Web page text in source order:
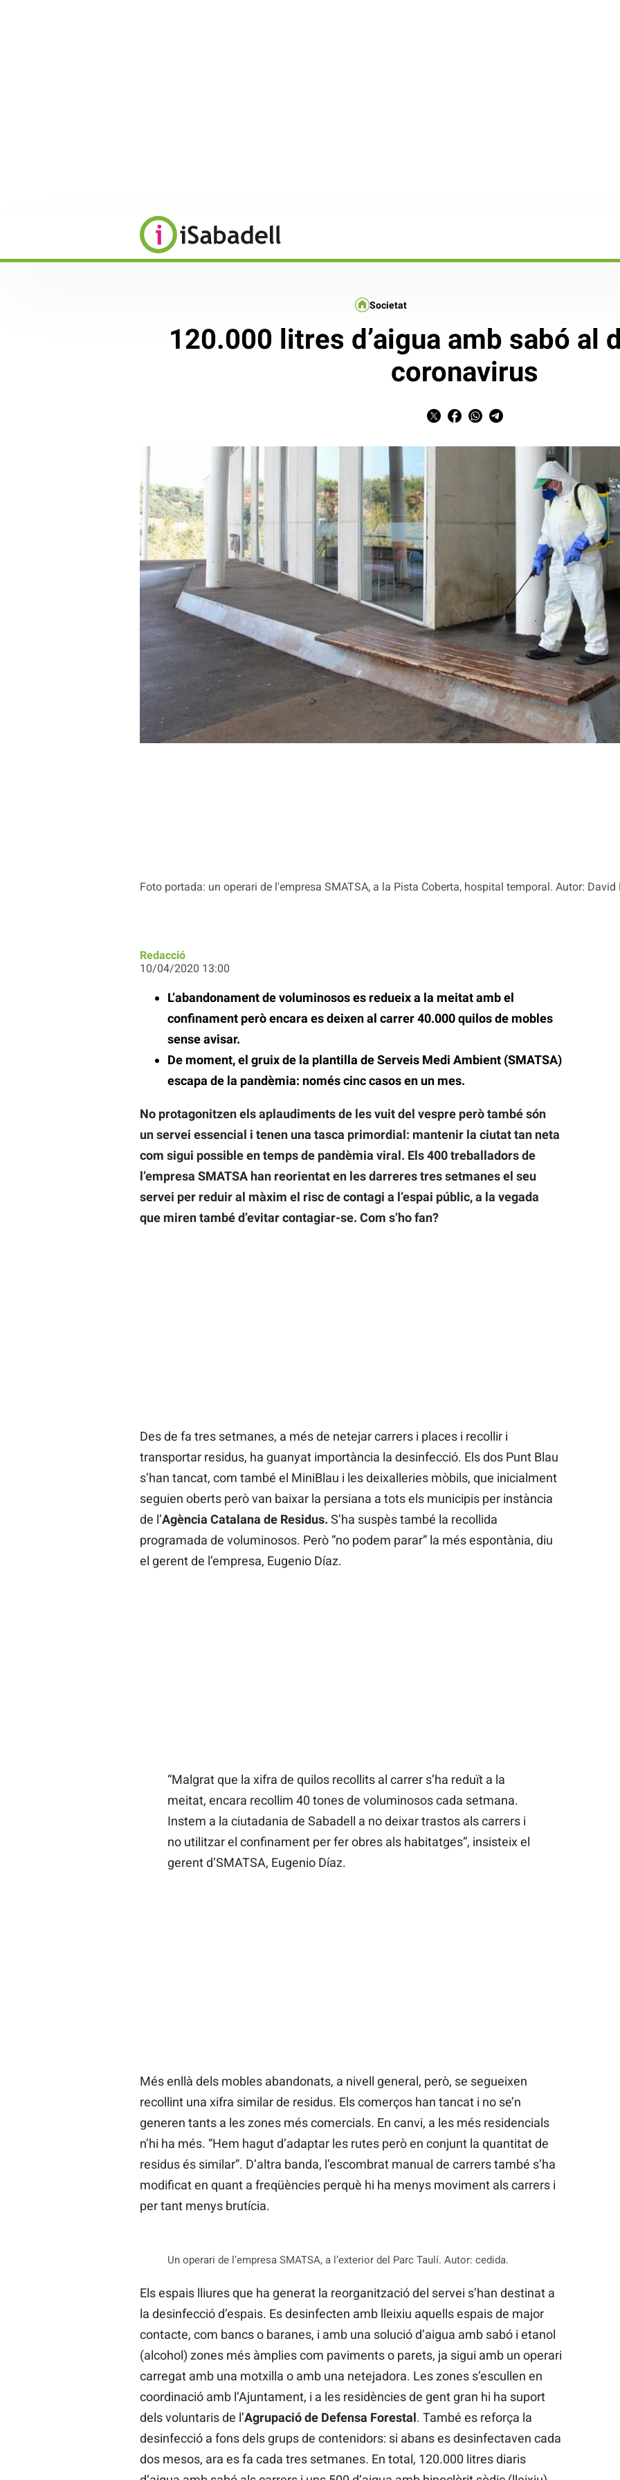
Foto portada: un operari de l'empresa SMATSA, a la Pista Coberta, hospital temporal. Autor: David
Societat
120.000 litres d’aigua amb sabó al
coronavirus
Redacció
10/04/2020 13:00
L’abandonament de voluminosos es redueix a la meitat amb el
confinament però encara es deixen al carrer 40.000 quilos de mobles
sense avisar.
De moment, el gruix de la plantilla de Serveis Medi Ambient (SMATSA)
escapa de la pandèmia: només cinc casos en un mes.
No protagonitzen els aplaudiments de les vuit del vespre però també són
un servei essencial i tenen una tasca primordial: mantenir la ciutat tan neta
com sigui possible en temps de pandèmia viral. Els 400 treballadors de
l’empresa SMATSA han reorientat en les darreres tres setmanes el seu
servei per reduir al màxim el risc de contagi a l’espai públic, a la vegada
que miren també d’evitar contagiar-se. Com s’ho fan?
Des de fa tres setmanes, a més de netejar carrers i places i recollir i
transportar residus, ha guanyat importància la desinfecció. Els dos Punt Blau
s’han tancat, com també el MiniBlau i les deixalleries mòbils, que inicialment
seguien oberts però van baixar la persiana a tots els municipis per instància
de l’Agència Catalana de Residus. S’ha suspès també la recollida
programada de voluminosos. Però “no podem parar” la més espontània, diu
el gerent de l’empresa, Eugenio Díaz.
“Malgrat que la xifra de quilos recollits al carrer s’ha reduït a la
meitat, encara recollim 40 tones de voluminosos cada setmana.
Instem a la ciutadania de Sabadell a no deixar trastos als carrers i
no utilitzar el confinament per fer obres als habitatges”, insisteix el
gerent d’SMATSA, Eugenio Díaz.
Més enllà dels mobles abandonats, a nivell general, però, se segueixen
recollint una xifra similar de residus. Els comerços han tancat i no se’n
generen tants a les zones més comercials. En canvi, a les més residencials
n’hi ha més. “Hem hagut d’adaptar les rutes però en conjunt la quantitat de
residus és similar”. D’altra banda, l’escombrat manual de carrers també s’ha
modificat en quant a freqüències perquè hi ha menys moviment als carrers i
per tant menys brutícia.
Un operari de l’empresa SMATSA, a l’exterior del Parc Taulí. Autor: cedida.
Els espais lliures que ha generat la reorganització del servei s’han destinat a
la desinfecció d’espais. Es desinfecten amb lleixiu aquells espais de major
contacte, com bancs o baranes, i amb una solució d’aigua amb sabó i etanol
(alcohol) zones més àmplies com paviments o parets, ja sigui amb un operari
carregat amb una motxilla o amb una netejadora. Les zones s’escullen en
coordinació amb l’Ajuntament, i a les residències de gent gran hi ha suport
dels voluntaris de l’Agrupació de Defensa Forestal. També es reforça la
desinfecció a fons dels grups de contenidors: si abans es desinfectaven cada
dos mesos, ara es fa cada tres setmanes. En total, 120.000 litres diaris